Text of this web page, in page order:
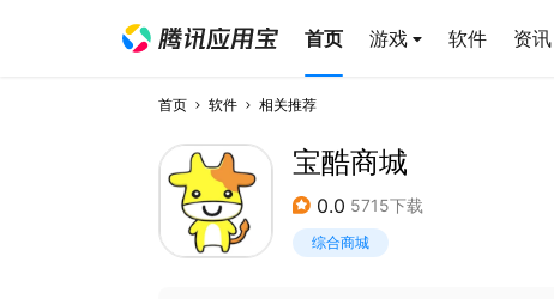
首页 游戏 软件 资讯
首页 软件 相关推荐
宝酷商城
0.0 5715下载
综合商城